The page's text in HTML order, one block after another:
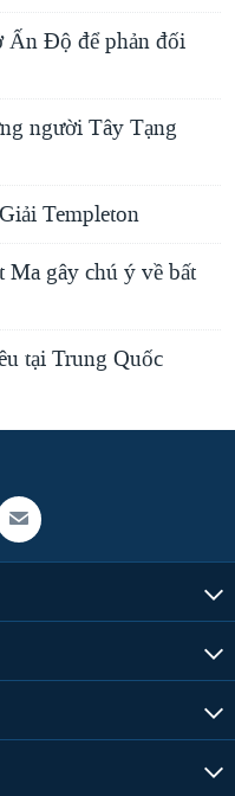
Ấn Độ để phản đối
người Tây Tạng
Templeton
gây chú ý về bất
tại Trung Quốc